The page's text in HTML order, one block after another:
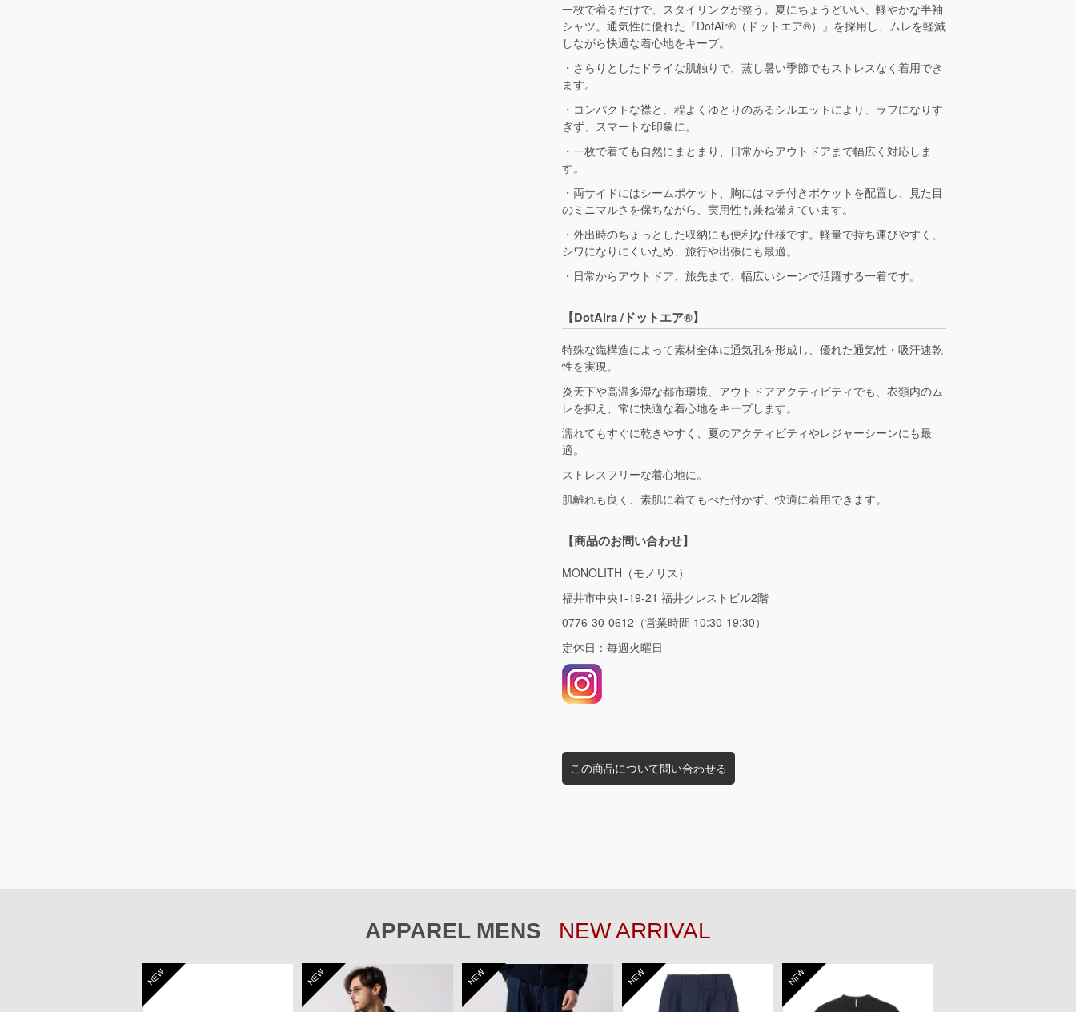
一枚で着るだけで、スタイリングが整う。夏にちょうどいい、軽やかな半袖
シャツ。通気性に優れた『DotAir®（ドットエア®）』を採用し、ムレを軽減
しながら快適な着心地をキープ。
・さらりとしたドライな肌触りで、蒸し暑い季節でもストレスなく着用でき
ます。
・コンパクトな襟と、程よくゆとりのあるシルエットにより、ラフになりす
ぎず、スマートな印象に。
・一枚で着ても自然にまとまり、日常からアウトドアまで幅広く対応しま
す。
・両サイドにはシームポケット、胸にはマチ付きポケットを配置し、見た目
のミニマルさを保ちながら、実用性も兼ね備えています。
・外出時のちょっとした収納にも便利な仕様です。軽量で持ち運びやすく、
シワになりにくいため、旅行や出張にも最適。
・日常からアウトドア、旅先まで、幅広いシーンで活躍する一着です。
【DotAira /ドットエア®】
特殊な織構造によって素材全体に通気孔を形成し、優れた通気性・吸汗速乾
性を実現。
炎天下や高温多湿な都市環境、アウトドアアクティビティでも、衣類内のム
レを抑え、常に快適な着心地をキープします。
濡れてもすぐに乾きやすく、夏のアクティビティやレジャーシーンにも最
適。
ストレスフリーな着心地に。
肌離れも良く、素肌に着てもべた付かず、快適に着用できます。
【商品のお問い合わせ】
MONOLITH（モノリス）
福井市中央1-19-21 福井クレストビル2階
0776-30-0612（営業時間 10:30-19:30）
定休日：毎週火曜日
この商品について問い合わせる
APPAREL MENS NEW ARRIVAL
NEW NEW NEW NEW NEW